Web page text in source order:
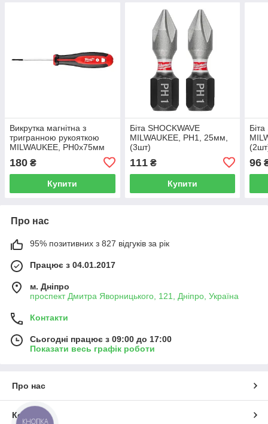
Викрутка магнітна з
тригранною рукояткою
MILWAUKEE, PH0x75мм
180 ₴
Купити
Біта SHOCKWAVE
MILWAUKEE, PH1, 25мм,
(3шт)
111₴
Купити
96
Про нас
95% позитивних з 827 відгуків за рік
Працює з 04.01.2017
м. Дніпро
проспект Дмитра Яворницького, 121, Дніпро, Україна
Контакти
Сьогодні працює з 09:00 до 17:00
Показати весь графік роботи
Про нас
Контакти
КНОПКА